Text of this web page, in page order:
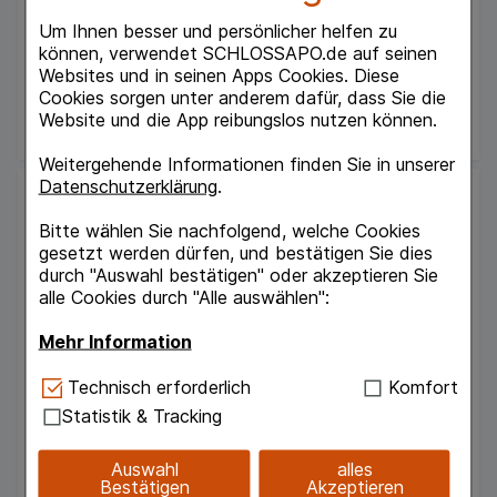
Um Ihnen besser und persönlicher helfen zu
können, verwendet SCHLOSSAPO.de auf seinen
Websites und in seinen Apps Cookies. Diese
Cookies sorgen unter anderem dafür, dass Sie die
Website und die App reibungslos nutzen können.
Weitergehende Informationen finden Sie in unserer
Datenschutzerklärung.
Bitte wählen Sie nachfolgend, welche Cookies
gesetzt werden dürfen, und bestätigen Sie dies
durch "Auswahl bestätigen" oder akzeptieren Sie
alle Cookies durch "Alle auswählen":
Mehr Information
Technisch Notwendig:Hierbei handelt es sich um
Cookies, die für die Grundfunktionen unserer
Website notwendig sind (z.B. Navigation,
Warenkorb, Kundenkonto), weshalb auf diese nicht
verzichtet werden kann.
Technisch erforderlich
Komfort
Statistik & Tracking
Auswahl
Bestätigen
alles
Akzeptieren
Verfügbarkeit
16,59 €¹
UAVP: 19,99 €²
gepresst
Kenvue Germany GmbH (OTC)
Lutschtabletten